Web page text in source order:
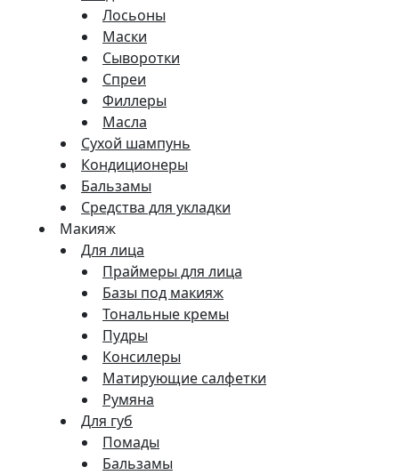
Лосьоны
Маски
Сыворотки
Спреи
Филлеры
Масла
Сухой шампунь
Кондиционеры
Бальзамы
Средства для укладки
Макияж
Для лица
Праймеры для лица
Базы под макияж
Тональные кремы
Пудры
Консилеры
Матирующие салфетки
Румяна
Для губ
Помады
Бальзамы